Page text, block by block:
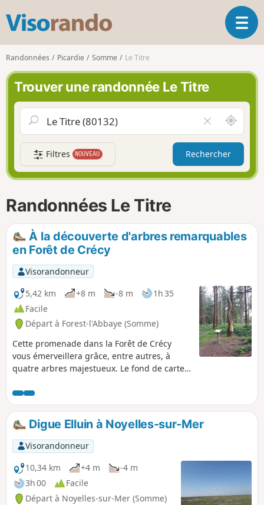
s
o
r
n
d
o
O
u
l
a
i
g
o
n
Randonnées Picardie Somme Le Titre
Trouver une randonnée Le Titre
i
d
e
r
l
a
m
A
u
t
u
r
o
i
Filtres NOUVEAU Rechercher
Randonnées Le Titre
À la découverte d'arbres remarquables
en Forêt de Crécy
Visorandonneur
5,42 km
+8 m -8 m
1h 35
Facile
Départ à Forest-l'Abbaye (Somme)
Cette promenade dans la Forêt de Crécy
vous émerveillera grâce, entre autres, à
quatre arbres majestueux. Le fond de carte
le parcours.
Digue Elluin à Noyelles-sur-Mer
Visorandonneur
10,34 km
+4 m
-4 m
3h 00
Facile
Départ à Noyelles-sur-Mer (Somme)